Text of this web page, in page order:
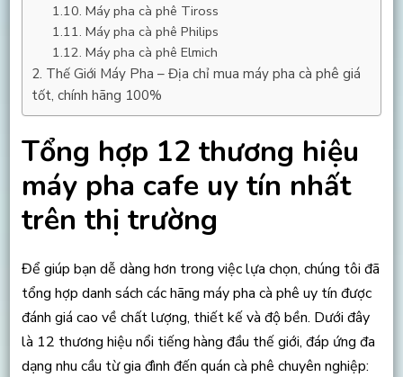
Máy pha cà phê Tiross
Máy pha cà phê Philips
Máy pha cà phê Elmich
Thế Giới Máy Pha – Địa chỉ mua máy pha cà phê giá
tốt, chính hãng 100%
Tổng hợp 12 thương hiệu
máy pha cafe uy tín nhất
trên thị trường
Để giúp bạn dễ dàng hơn trong việc lựa chọn, chúng tôi đã
tổng hợp danh sách các hãng máy pha cà phê uy tín được
đánh giá cao về chất lượng, thiết kế và độ bền. Dưới đây
là 12 thương hiệu nổi tiếng hàng đầu thế giới, đáp ứng đa
dạng nhu cầu từ gia đình đến quán cà phê chuyên nghiệp: